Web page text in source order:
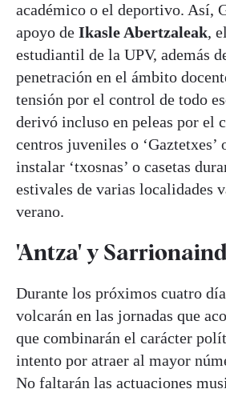
académico o el deportivo. Así,
apoyo de Ikasle Abertzaleak,
estudiantil de la UPV, además
penetración en el ámbito
tensión por el control de todo
derivó incluso en peleas por el
centros juveniles o ‘Gaztetxes’
instalar ‘txosnas’ o casetas
estivales de varias localidades
verano.
'Antza' y
Durante los próximos cuatro
volcarán en las jornadas que
que combinarán el carácter
intento por atraer al mayor
No faltarán las actuaciones